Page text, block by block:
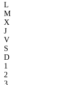
L
M
X
J
V
S
D
1
2